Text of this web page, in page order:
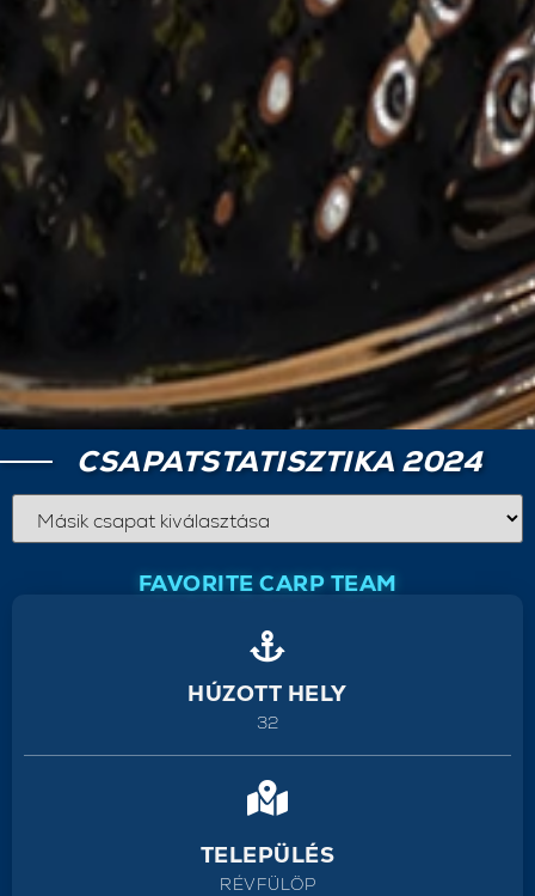
CSAPATSTATISZTIKA 2024
FAVORITE CARP TEAM
HÚZOTT HELY
32
TELEPÜLÉS
RÉVFÜLÖP